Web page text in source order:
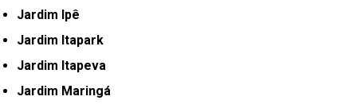
Jardim Ipê
Jardim Itapark
Jardim Itapeva
Jardim Maringá